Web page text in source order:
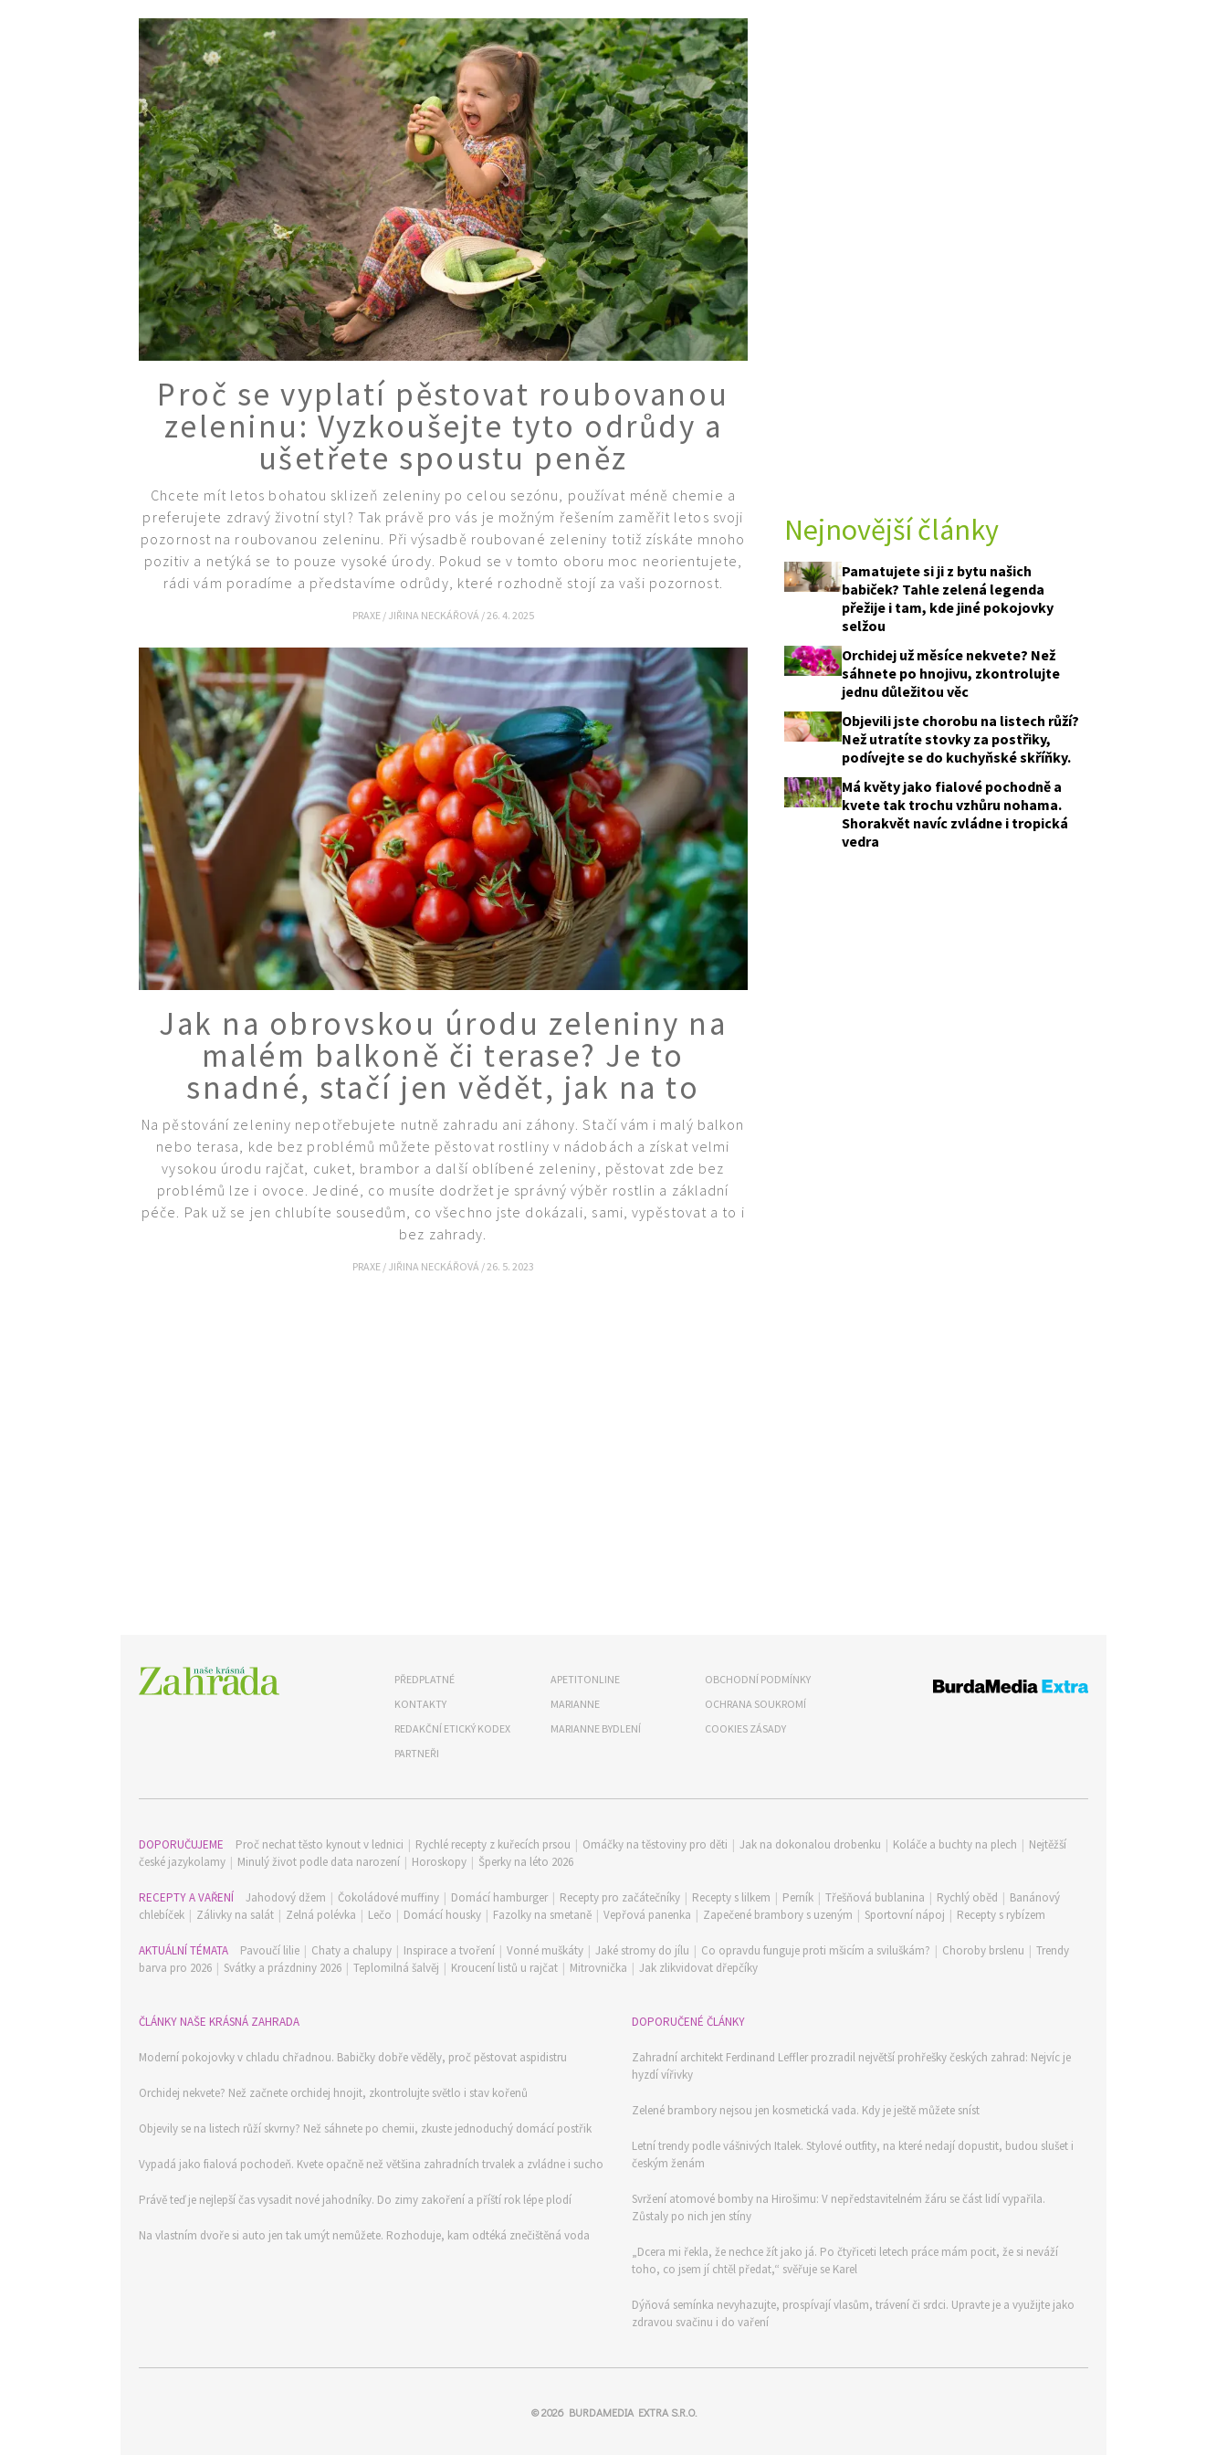
Trvalky
Vodní rostliny
Růže
VIDEA VOLNÝ ČAS
Zahradní turistika
Zelená domácnost
Domácí mazlíčci
Dekorace
Zajímavosti
SOUTĚŽTE O CENY
Proč se vyplatí pěstovat roubovanou
zeleninu: Vyzkoušejte tyto odrůdy a
ušetřete spoustu peněz
Chcete mít letos bohatou sklizeň zeleniny po celou sezónu, používat méně chemie a
preferujete zdravý životní styl? Tak právě pro vás je možným řešením zaměřit letos svoji
pozornost na roubovanou zeleninu. Při výsadbě roubované zeleniny totiž získáte mnoho
pozitiv a netýká se to pouze vysoké úrody. Pokud se v tomto oboru moc neorientujete,
rádi vám poradíme a představíme odrůdy, které rozhodně stojí za vaši pozornost.
PRAXE / JIŘINA NECKÁŘOVÁ / 26. 4. 2025
Jak na obrovskou úrodu zeleniny na
malém balkoně či terase? Je to
snadné, stačí jen vědět, jak na to
Na pěstování zeleniny nepotřebujete nutně zahradu ani záhony. Stačí vám i malý balkon
nebo terasa, kde bez problémů můžete pěstovat rostliny v nádobách a získat velmi
vysokou úrodu rajčat, cuket, brambor a další oblíbené zeleniny, pěstovat zde bez
problémů lze i ovoce. Jediné, co musíte dodržet je správný výběr rostlin a základní
péče. Pak už se jen chlubíte sousedům, co všechno jste dokázali, sami, vypěstovat a to i
bez zahrady.
PRAXE / JIŘINA NECKÁŘOVÁ / 26. 5. 2023
Nejnovější články
Pamatujete si ji z bytu našich
babiček? Tahle zelená legenda
přežije i tam, kde jiné pokojovky
selžou
Orchidej už měsíce nekvete? Než
sáhnete po hnojivu, zkontrolujte
jednu důležitou věc
Objevili jste chorobu na listech růží?
Než utratíte stovky za postřiky,
podívejte se do kuchyňské skříňky.
Má květy jako fialové pochodně a
kvete tak trochu vzhůru nohama.
Shorakvět navíc zvládne i tropická
vedra
PŘEDPLATNÉ
KONTAKTY
REDAKČNÍ ETICKÝ KODEX
PARTNEŘI
APETITONLINE
MARIANNE
MARIANNE BYDLENÍ
OBCHODNÍ PODMÍNKY
OCHRANA SOUKROMÍ
COOKIES ZÁSADY
DOPORUČUJEME Proč nechat těsto kynout v lednici | Rychlé recepty z kuřecích prsou | Omáčky na těstoviny pro děti | Jak na dokonalou drobenku | Koláče a buchty na plech | Nejtěžší
české jazykolamy | Minulý život podle data narození | Horoskopy | Šperky na léto 2026
RECEPTY A VAŘENÍ Jahodový džem | Čokoládové muffiny | Domácí hamburger | Recepty pro začátečníky | Recepty s lilkem | Perník | Třešňová bublanina | Rychlý oběd | Banánový
chlebíček | Zálivky na salát | Zelná polévka | Lečo | Domácí housky | Fazolky na smetaně | Vepřová panenka | Zapečené brambory s uzeným | Sportovní nápoj | Recepty s rybízem
AKTUÁLNÍ TÉMATA Pavoučí lilie | Chaty a chalupy | Inspirace a tvoření | Vonné muškáty | Jaké stromy do jílu | Co opravdu funguje proti mšicím a sviluškám? | Choroby brslenu | Trendy
barva pro 2026 | Svátky a prázdniny 2026 | Teplomilná šalvěj | Kroucení listů u rajčat | Mitrovnička | Jak zlikvidovat dřepčíky
ČLÁNKY NAŠE KRÁSNÁ ZAHRADA
Moderní pokojovky v chladu chřadnou. Babičky dobře věděly, proč pěstovat aspidistru
Orchidej nekvete? Než začnete orchidej hnojit, zkontrolujte světlo i stav kořenů
Objevily se na listech růží skvrny? Než sáhnete po chemii, zkuste jednoduchý domácí postřik
Vypadá jako fialová pochodeň. Kvete opačně než většina zahradních trvalek a zvládne i sucho
Právě teď je nejlepší čas vysadit nové jahodníky. Do zimy zakoření a příští rok lépe plodí
Na vlastním dvoře si auto jen tak umýt nemůžete. Rozhoduje, kam odtéká znečištěná voda
DOPORUČENÉ ČLÁNKY
Zahradní architekt Ferdinand Leffler prozradil největší prohřešky českých zahrad: Nejvíc je
hyzdí vířivky
Zelené brambory nejsou jen kosmetická vada. Kdy je ještě můžete sníst
Letní trendy podle vášnivých Italek. Stylové outfity, na které nedají dopustit, budou slušet i
českým ženám
Svržení atomové bomby na Hirošimu: V nepředstavitelném žáru se část lidí vypařila.
Zůstaly po nich jen stíny
„Dcera mi řekla, že nechce žít jako já. Po čtyřiceti letech práce mám pocit, že si neváží
toho, co jsem jí chtěl předat,“ svěřuje se Karel
Dýňová semínka nevyhazujte, prospívají vlasům, trávení či srdci. Upravte je a využijte jako
zdravou svačinu i do vaření
© 2026 BURDAMEDIA EXTRA S.R.O.